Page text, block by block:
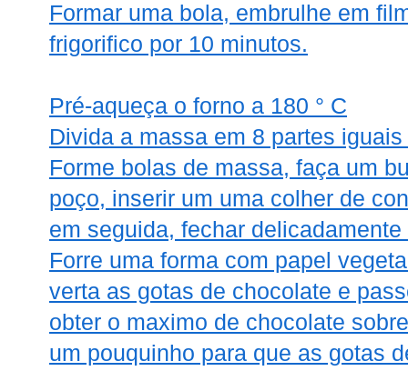
Formar uma bola, embrulhe em
frigorifico por 10 minutos.
Pré-aqueça o forno a 180 ° C
Divida a massa em 8 partes
Forme bolas de massa, faça um
poço, inserir um uma colher de
em seguida, fechar
Forre uma forma com papel
verta as gotas de chocolate e
obter o maximo de chocolate
um pouquinho para que as gotas